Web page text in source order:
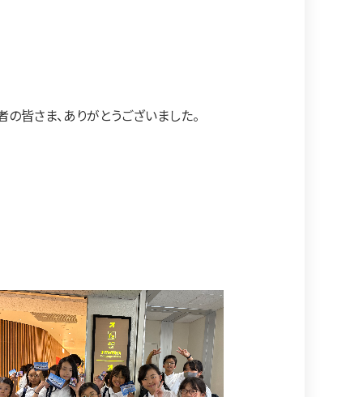
皆さま、ありがとうございました。